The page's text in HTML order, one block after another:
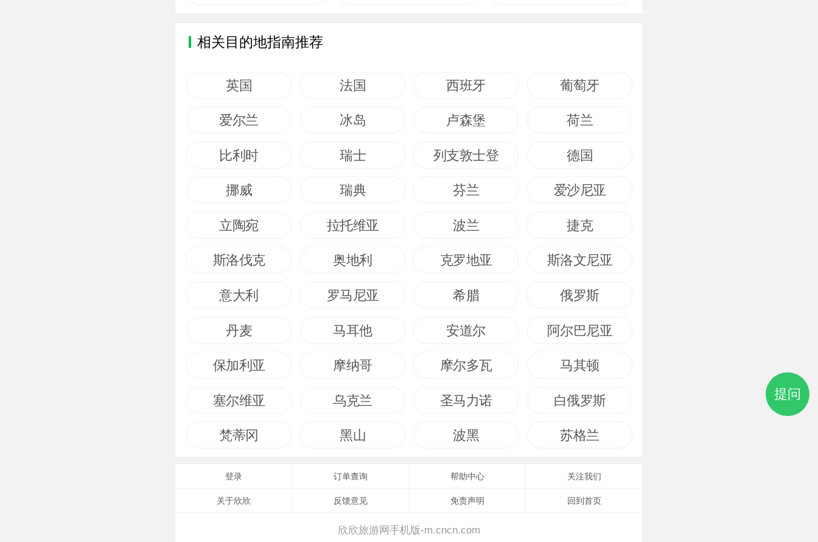
相关目的地指南推荐
英国 法国 西班牙 葡萄牙
爱尔兰 冰岛 卢森堡 荷兰
比利时 瑞士 列支敦士登 德国
挪威 瑞典 芬兰 爱沙尼亚
立陶宛 拉托维亚 波兰 捷克
斯洛伐克 奥地利 克罗地亚 斯洛文尼亚
意大利 罗马尼亚 希腊 俄罗斯
丹麦 马耳他 安道尔 阿尔巴尼亚
保加利亚 摩纳哥 摩尔多瓦 马其顿
塞尔维亚 乌克兰 圣马力诺 白俄罗斯
梵蒂冈 黑山 波黑 苏格兰
提问
登录 订单查询 帮助中心 关注我们
关于欣欣 反馈意见 免责声明 回到首页
欣欣旅游网手机版-m.cncn.com